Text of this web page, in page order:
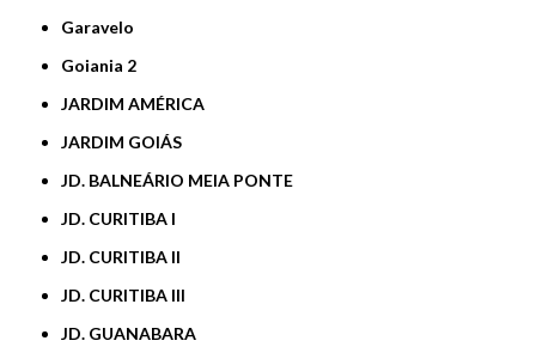
Garavelo
Goiania 2
JARDIM AMÉRICA
JARDIM GOIÁS
JD. BALNEÁRIO MEIA PONTE
JD. CURITIBA I
JD. CURITIBA II
JD. CURITIBA III
JD. GUANABARA